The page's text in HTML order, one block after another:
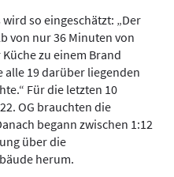
so eingeschätzt: „Der
von nur 36 Minuten von
zu einem Brand
alle 19 darüber liegenden
Für die letzten 10
OG brauchten die
begann zwischen 1:12
über die
herum.